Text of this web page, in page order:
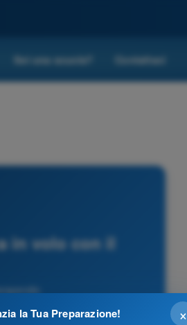
Sei una scuola? Contattaci
in volo con il
×
la Tua Preparazione!